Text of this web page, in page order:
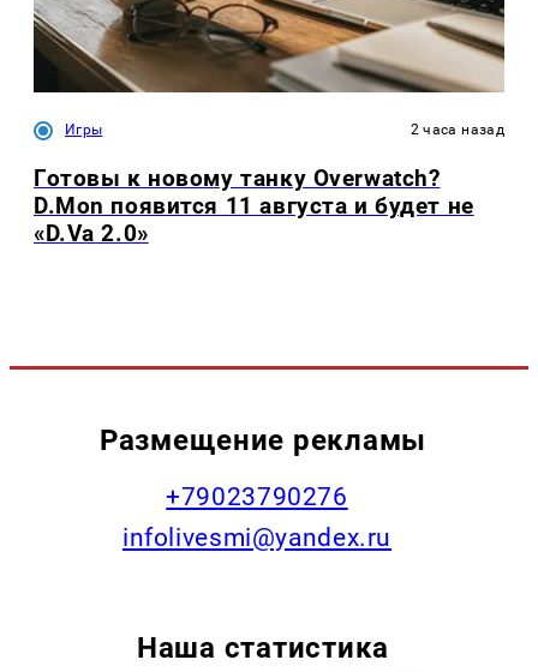
Игры 2 часа назад
Готовы к новому танку Overwatch?
D.Mon появится 11 августа и будет не
«D.Va 2.0»
Размещение рекламы
+79023790276
infolivesmi@yandex.ru
Наша статистика